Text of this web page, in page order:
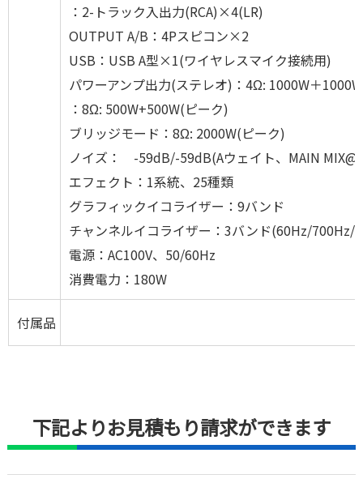
：2-トラック入出力(RCA)×4(LR)
OUTPUT A/B：4Pスピコン×2
USB：USB A型×1(ワイヤレスマイク接続用)
パワーアンプ出力(ステレオ)：4Ω: 1000W＋
：8Ω: 500W+500W(ピーク)
ブリッジモード：8Ω: 2000W(ピーク)
ノイズ： -59dB/-59dB(Aウェイト、MAIN
エフェクト：1系統、25種類
グラフィックイコライザー：9バンド
チャンネルイコライザー：3バンド(60Hz/700Hz/
電源：AC100V、50/60Hz
消費電力：180W
付属品
下記よりお見積もり請求ができます